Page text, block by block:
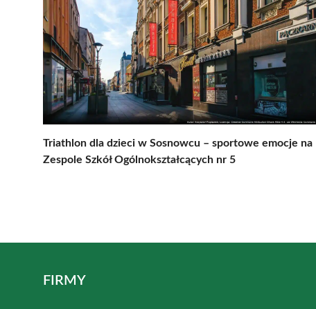
Triathlon dla dzieci w Sosnowcu – sportowe emocje na
Zespole Szkół Ogólnokształcących nr 5
FIRMY